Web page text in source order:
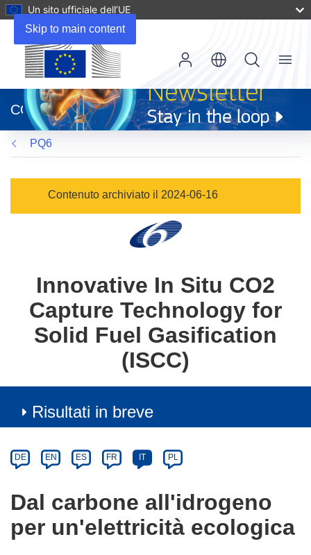
Skip to main content
Un sito ufficiale dell’UE
apre
in
una
nuova
finestra)
CORDIS
Menu
PQ6
Contenuto archiviato il 2024-06-16
Innovative In Situ CO2
Capture Technology for
Solid Fuel Gasification
(ISCC)
Risultati in breve
Category
Article
available
the
following
languages:
DE EN ES FR IT PL
Dal carbone all'idrogeno
per un'elettricità ecologica